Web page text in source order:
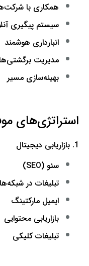
همکاری با
سیستم پیگیری
انبارداری هوشمند
مدیریت
بهینه‌سازی مسیر
استراتژی‌های
1. بازاریابی دیجیتال
سئو (SEO)
تبلیغات در
ایمیل مارکتینگ
بازاریابی محتوایی
تبلیغات کلیکی